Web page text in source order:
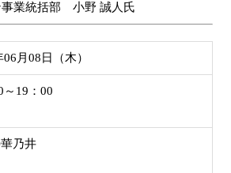
業統括部 小野 誠人氏
06月08日（木）
～19：00
乃井